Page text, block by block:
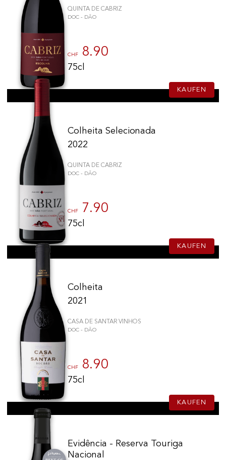
QUINTA DE CABRIZ
DOC - DÃO
CHF 8.90
75cl
KAUFEN
Colheita Selecionada
2022
QUINTA DE CABRIZ
DOC - DÃO
CHF 7.90
75cl
KAUFEN
Colheita
2021
CASA DE SANTAR VINHOS
DOC - DÃO
CHF 8.90
75cl
KAUFEN
Evidência - Reserva Touriga
Nacional